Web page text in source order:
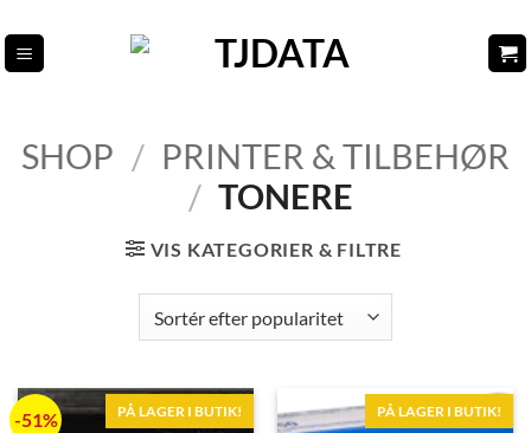
til
indhold
SHOP / PRINTER & TILBEHØR
/ TONERE
VIS KATEGORIER & FILTRE
-51% PÅ LAGER I BUTIK! PÅ LAGER I BUTIK!